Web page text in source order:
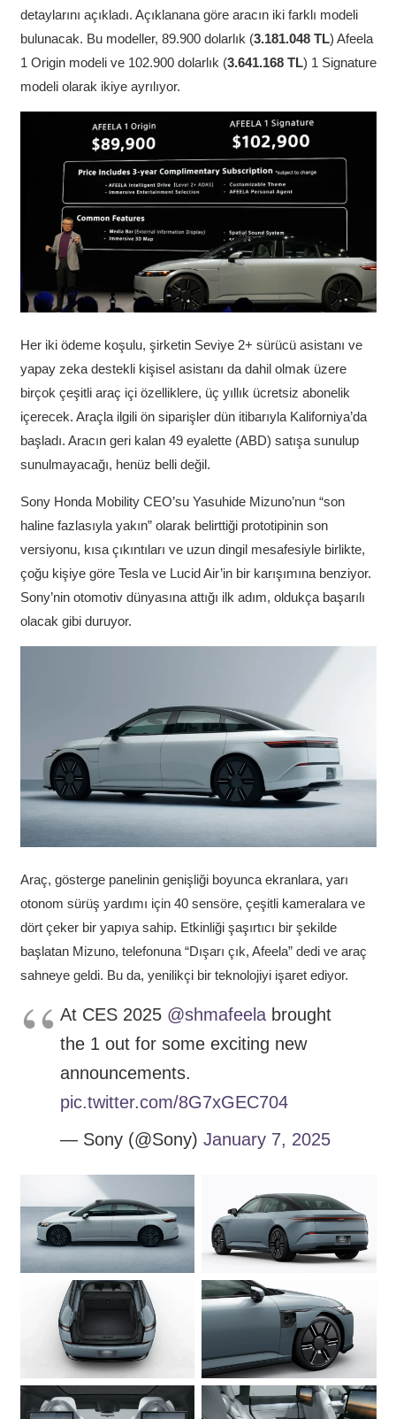
detaylarını açıkladı. Açıklanana göre aracın iki farklı modeli
bulunacak. Bu modeller, 89.900 dolarlık (3.181.048 TL) Afeela
1 Origin modeli ve 102.900 dolarlık (3.641.168 TL) 1 Signature
modeli olarak ikiye ayrılıyor.
Her iki ödeme koşulu, şirketin Seviye 2+ sürücü asistanı ve
yapay zeka destekli kişisel asistanı da dahil olmak üzere
birçok çeşitli araç içi özelliklere, üç yıllık ücretsiz abonelik
içerecek. Araçla ilgili ön siparişler dün itibarıyla Kaliforniya’da
başladı. Aracın geri kalan 49 eyalette (ABD) satışa sunulup
sunulmayacağı, henüz belli değil.
Sony Honda Mobility CEO’su Yasuhide Mizuno’nun “son
haline fazlasıyla yakın” olarak belirttiği prototipinin son
versiyonu, kısa çıkıntıları ve uzun dingil mesafesiyle birlikte,
çoğu kişiye göre Tesla ve Lucid Air’in bir karışımına benziyor.
Sony’nin otomotiv dünyasına attığı ilk adım, oldukça başarılı
olacak gibi duruyor.
Araç, gösterge panelinin genişliği boyunca ekranlara, yarı
otonom sürüş yardımı için 40 sensöre, çeşitli kameralara ve
dört çeker bir yapıya sahip. Etkinliği şaşırtıcı bir şekilde
başlatan Mizuno, telefonuna “Dışarı çık, Afeela” dedi ve araç
sahneye geldi. Bu da, yenilikçi bir teknolojiyi işaret ediyor.
At CES 2025 @shmafeelabrought
the 1 out for some exciting new
announcements.
pic.twitter.com/8G7xGEC704
— Sony (@Sony) January 7, 2025